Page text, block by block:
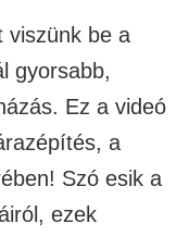
viszünk be a
gyorsabb,
Ez a videó
a
Szó esik a
ezek